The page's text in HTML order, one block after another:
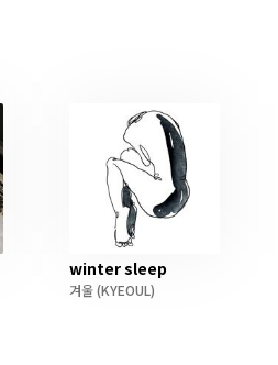
winter sleep
겨울(KYEOUL)